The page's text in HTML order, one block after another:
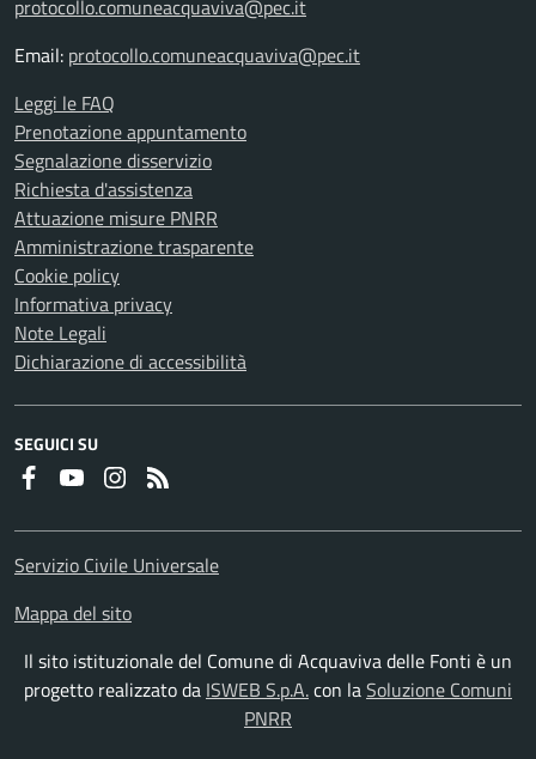
protocollo.comuneacquaviva@pec.it
Email: protocollo.comuneacquaviva@pec.it
Leggi le FAQ
Prenotazione appuntamento
Segnalazione disservizio
Richiesta d'assistenza
Attuazione misure PNRR
Amministrazione trasparente
Cookie policy
Informativa privacy
Note Legali
Dichiarazione di accessibilità
SEGUICI SU
FaceboookYoutubeInstagram
Servizio Civile Universale
Mappa del sito
Il sito istituzionale del Comune di Acquaviva delle Fonti è un
progetto realizzato da ISWEB S.p.A.con laSoluzione Comuni
PNRR